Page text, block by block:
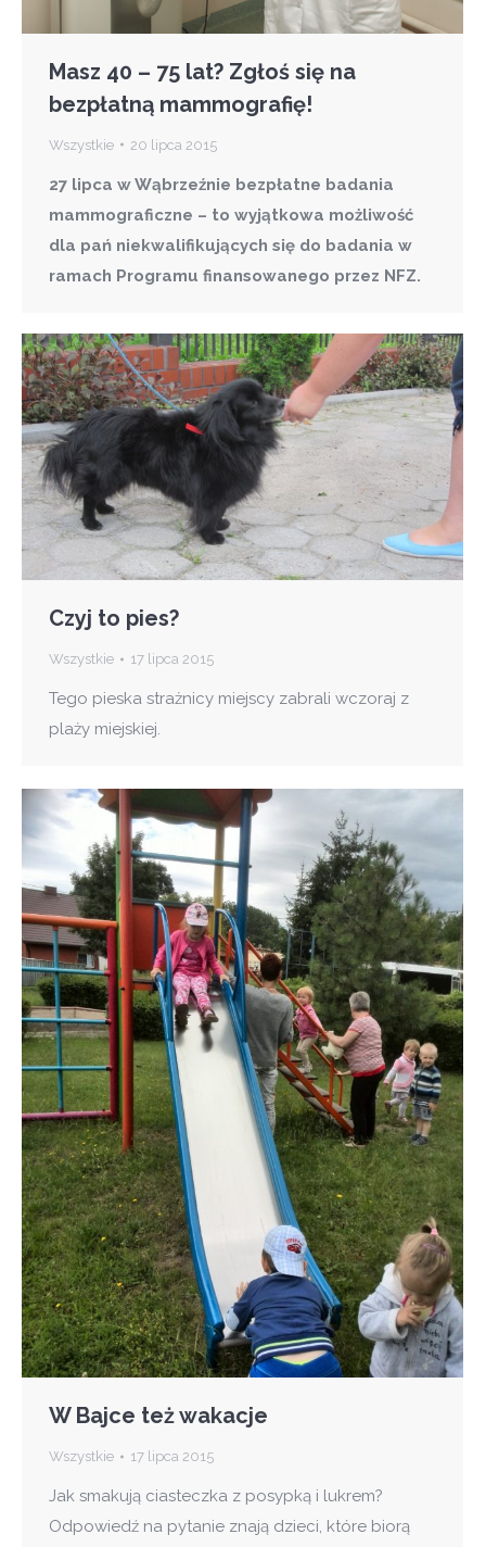
Masz 40 – 75 lat? Zgłoś się na
bezpłatną mammografię!
Wszystkie 20 lipca 2015
27 lipca w Wąbrzeźnie bezpłatne badania
mammograficzne – to wyjątkowa możliwość
dla pań niekwalifikujących się do badania w
ramach Programu finansowanego przez NFZ.
Czyj to pies?
Wszystkie 17 lipca 2015
Tego pieska strażnicy miejscy zabrali wczoraj z
plaży miejskiej.
W Bajce też wakacje
Wszystkie 17 lipca 2015
Jak smakują ciasteczka z posypką i lukrem?
Odpowiedź na pytanie znają dzieci, które biorą